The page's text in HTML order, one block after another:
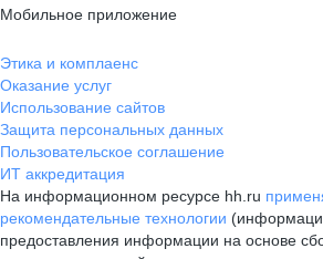
Мобильное приложение
Этика и комплаенс
Оказание услуг
Использование сайтов
Защита персональных данных
Пользовательское соглашение
ИТ аккредитация
На информационном ресурсе hh.ru
рекомендательные технологии
предоставления информации на основе